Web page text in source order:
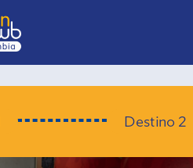
Destino 2